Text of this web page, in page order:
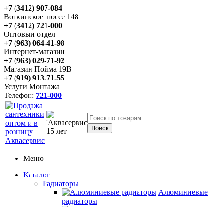
+7 (3412) 907-084
Воткинское шоссе 148
+7 (3412) 721-000
Оптовый отдел
+7 (963) 064-41-98
Интернет-магазин
+7 (963) 029-71-92
Магазин Пойма 19В
+7 (919) 913-71-55
Услуги Монтажа
Телефон: 721-000
Меню
Каталог
Радиаторы
Алюминиевые
радиаторы